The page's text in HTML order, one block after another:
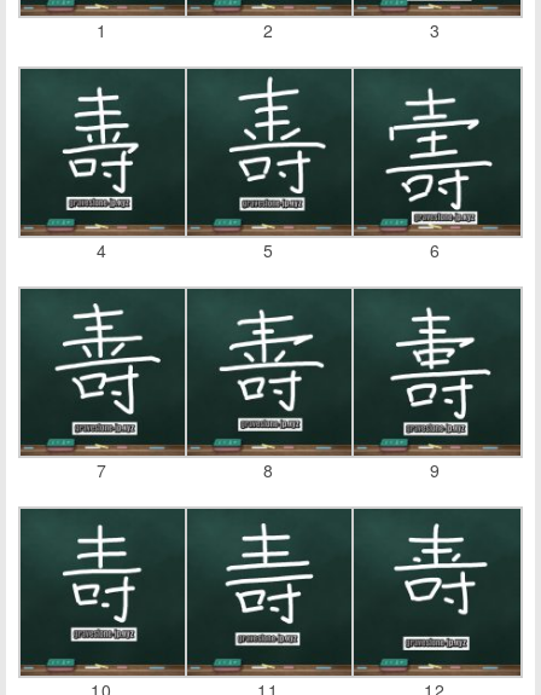
1 2 3
4 5 6
7 8 9
10 11 12